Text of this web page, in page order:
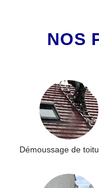
NOS
Démoussage de